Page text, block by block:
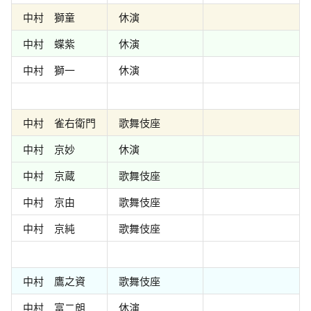
中村 獅童
休演
中村 蝶紫
休演
中村 獅一
休演
中村 雀右衛門
歌舞伎座
中村 京妙
休演
中村 京蔵
歌舞伎座
中村 京由
歌舞伎座
中村 京純
歌舞伎座
中村 鷹之資
歌舞伎座
中村 富二朗
休演